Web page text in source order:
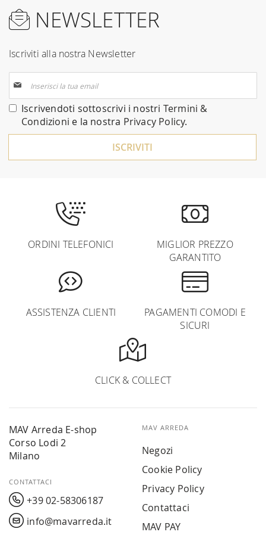
NEWSLETTER
Iscriviti alla nostra Newsletter
alla
nostra
Newsletter:
Iscrivendoti sottoscrivi i nostri Termini &
Condizioni e la nostra Privacy Policy.
ISCRIVITI
ORDINI TELEFONICI
MIGLIOR PREZZO
GARANTITO
ASSISTENZA CLIENTI
PAGAMENTI COMODI E
SICURI
CLICK & COLLECT
MAV Arreda E-shop
Corso Lodi 2
Milano
CONTATTACI
+39 02-58306187
info@mavarreda.it
MAV ARREDA
Negozi
Cookie Policy
Privacy Policy
Contattaci
MAV PAY